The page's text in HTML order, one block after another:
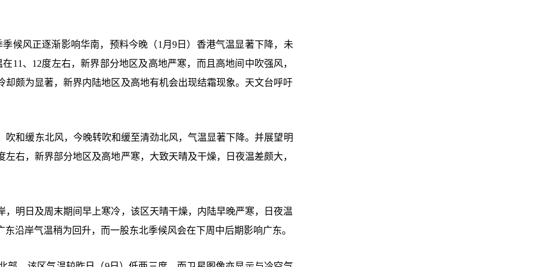
候风正逐渐影响华南，预料今晚（1月9日）香港气温显著下降，未
11、12度左右，新界部分地区及高地严寒，而且高地间中吹强风，
颇为显著，新界内陆地区及高地有机会出现结霜现象。天文台呼吁
吹和缓东北风，今晚转吹和缓至清劲北风，气温显著下降。并展望明
右，新界部分地区及高地严寒，大致天晴及干燥，日夜温差颇大，
明日及周末期间早上寒冷，该区天晴干燥，内陆早晚严寒，日夜温
沿岸气温稍为回升，而一股东北季候风会在下周中后期影响广东。